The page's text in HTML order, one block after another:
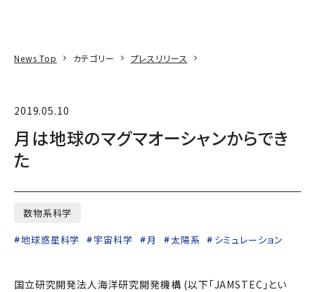
News Top カテゴリー プレスリリース
2019.05.10
月は地球のマグマオーシャンからでき
た
数物系科学
地球惑星科学
宇宙科学 月 太陽系 シミュレーション
国立研究開発法人海洋研究開発機構 (以下「JAMSTEC」とい